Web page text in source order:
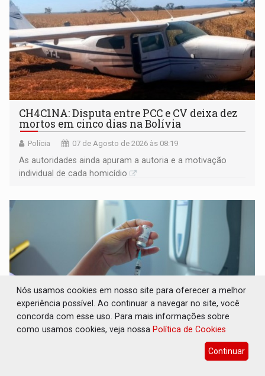
CH4C1NA: Disputa entre PCC e CV deixa dez
mortos em cinco dias na Bolívia
Polícia 07 de Agosto de 2026 às 08:19
As autoridades ainda apuram a autoria e a motivação
individual de cada homicídio
IMUNIZAÇÃO: Prefeitura inicia campanha
Nós usamos cookies em nosso site para oferecer a melhor
experiência possível. Ao continuar a navegar no site, você
concorda com esse uso. Para mais informações sobre
como usamos cookies, veja nossa Política de Cookies
Continuar